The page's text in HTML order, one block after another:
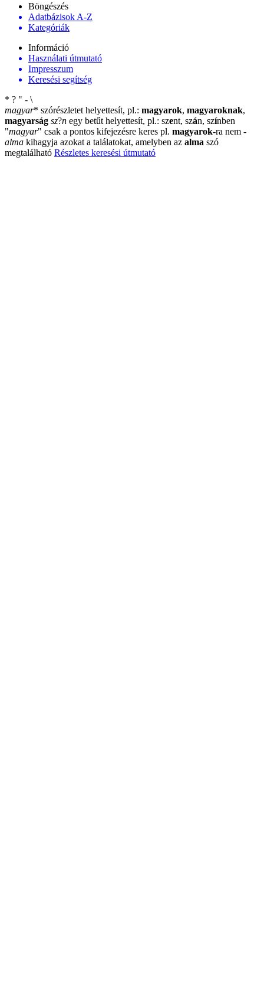
Böngészés
Adatbázisok A-Z
Kategóriák
Információ
Használati útmutató
Impresszum
Keresési segítség
* ? " - \
magyar* szórészletet helyettesít, pl.: magyarok, magyaroknak,
magyarság sz?n egy betűt helyettesít, pl.: szent, szán, színben
"magyar" csak a pontos kifejezésre keres pl. magyarok-ra nem -
alma kihagyja azokat a találatokat, amelyben az alma szó
megtalálható Részletes keresési útmutató